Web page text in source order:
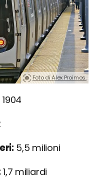
Foto di Alex Proimos.
1904
5,5 milioni
1,7 miliardi